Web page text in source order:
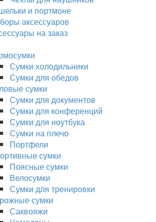
и портмоне
аксессуаров
на заказ
Сумки холодильники
Сумки для обедов
сумки
Сумки для документов
Сумки для конференций
Сумки для ноутбука
Сумки на плечо
Портфели
сумки
Поясные сумки
Велосумки
Сумки для тренировки
сумки
Саквояжи